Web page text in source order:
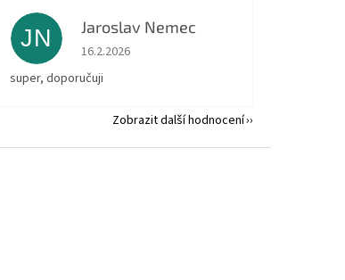
JN Jaroslav Nemec
Hodnocení obchodu je 5 z 5 hvězdiček.
16.2.2026
super, doporučuji
Zobrazit další hodnocení